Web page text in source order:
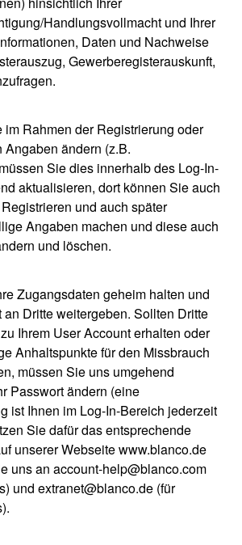
Handlungsvollmacht und Ihrer
Daten und Nachweise
Gewerberegisterauskunft,
im Rahmen der Registrierung oder
Angaben ändern (z.B.
Sie dies innerhalb des Log-In-
aktualisieren, dort können Sie auch
und auch später
Angaben machen und diese auch
und löschen.
Zugangsdaten geheim halten und
Dritte weitergeben. Sollten Dritte
Ihrem User Account erhalten oder
Anhaltspunkte für den Missbrauch
müssen Sie uns umgehend
Passwort ändern (eine
ist Ihnen im Log-In-Bereich jederzeit
Sie dafür das entsprechende
unserer Webseite www.blanco.de
uns an account-help@blanco.com
und extranet@blanco.de (für